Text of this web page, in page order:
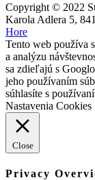
Copyright © 2022
Karola Adlera 5,
Hore
Tento web používa
a analýzu
sa zdieľajú s
jeho používaním
súhlasíte s
Nastavenia Cookies
Close
Privacy